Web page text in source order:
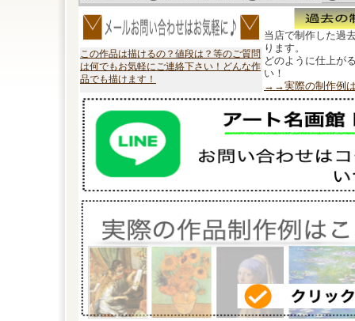
この作品は描けるの？値段は？等のご質問
は何でもお気軽にご連絡下さい！どんな作
品でも描けます！
当店で制作した過
ります。
どのように仕上が
い！
→→実際の制作例